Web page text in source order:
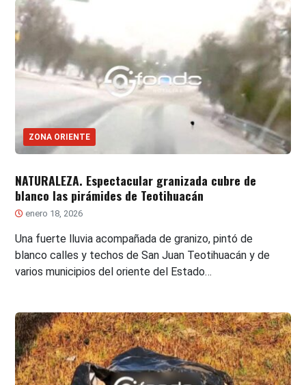
ZONA ORIENTE
NATURALEZA. Espectacular granizada cubre de
blanco las pirámides de Teotihuacán
enero 18, 2026
Una fuerte lluvia acompañada de granizo, pintó de
blanco calles y techos de San Juan Teotihuacán y de
varios municipios del oriente del Estado…